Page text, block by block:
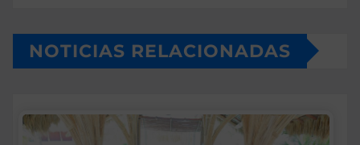
NOTICIAS RELACIONADAS